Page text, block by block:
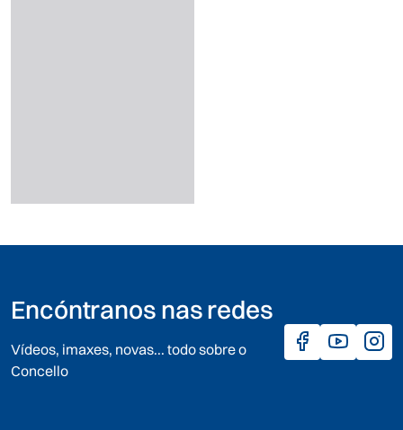
Encóntranos nas redes
Vídeos, imaxes, novas... todo sobre o
Concello